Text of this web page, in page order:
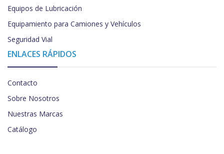
Equipos de Lubricación
Equipamiento para Camiones y Vehículos
Seguridad Vial
ENLACES RÁPIDOS
Contacto
Sobre Nosotros
Nuestras Marcas
Catálogo